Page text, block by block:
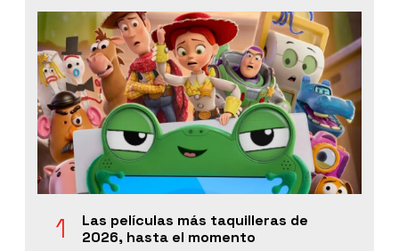
Las películas más taquilleras de
2026, hasta el momento